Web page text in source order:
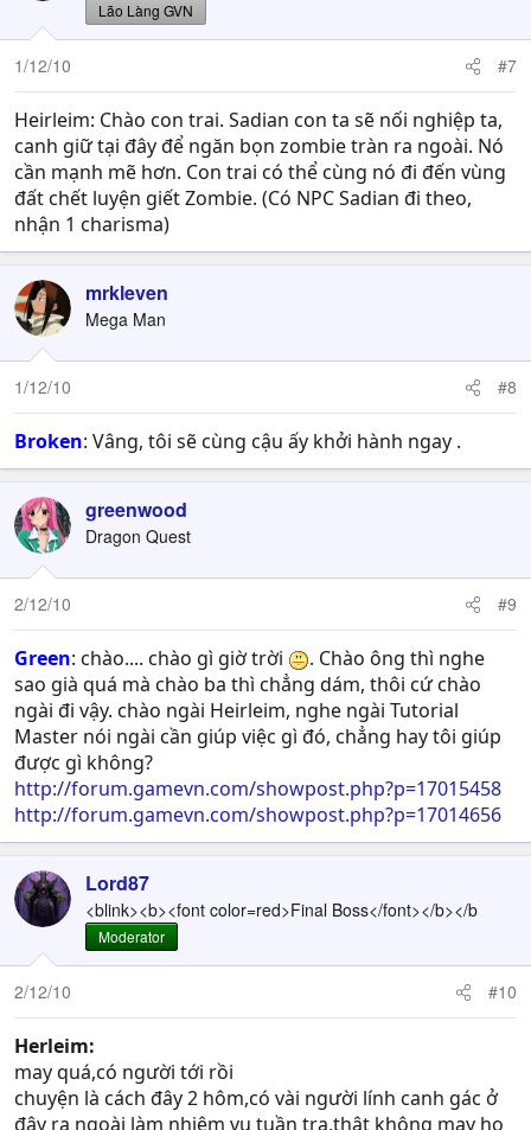
Lão Làng GVN
1/12/10 #7
Heirleim: Chào con trai. Sadian con ta sẽ nối nghiệp ta,
canh giữ tại đây để ngăn bọn zombie tràn ra ngoài. Nó
cần mạnh mẽ hơn. Con trai có thể cùng nó đi đến vùng
đất chết luyện giết Zombie. (Có NPC Sadian đi theo,
nhận 1 charisma)
mrkleven
Mega Man
1/12/10 #8
Broken: Vâng, tôi sẽ cùng cậu ấy khởi hành ngay .
greenwood
Dragon Quest
2/12/10 #9
Green: chào.... chào gì giờ trời
. Chào ông thì nghe
sao già quá mà chào ba thì chẳng dám, thôi cứ chào
ngài đi vậy. chào ngài Heirleim, nghe ngài Tutorial
Master nói ngài cần giúp việc gì đó, chẳng hay tôi giúp
được gì không?
http://forum.gamevn.com/showpost.php?p=17015458
http://forum.gamevn.com/showpost.php?p=17014656
Lord87
<blink><b><font color=red>Final Boss</font></b></b
Moderator
2/12/10 #10
Herleim:
may quá,có người tới rồi
chuyện là cách đây 2 hôm,có vài người lính canh gác ở
đây ra ngoài làm nhiệm vụ tuần tra,thật không may họ